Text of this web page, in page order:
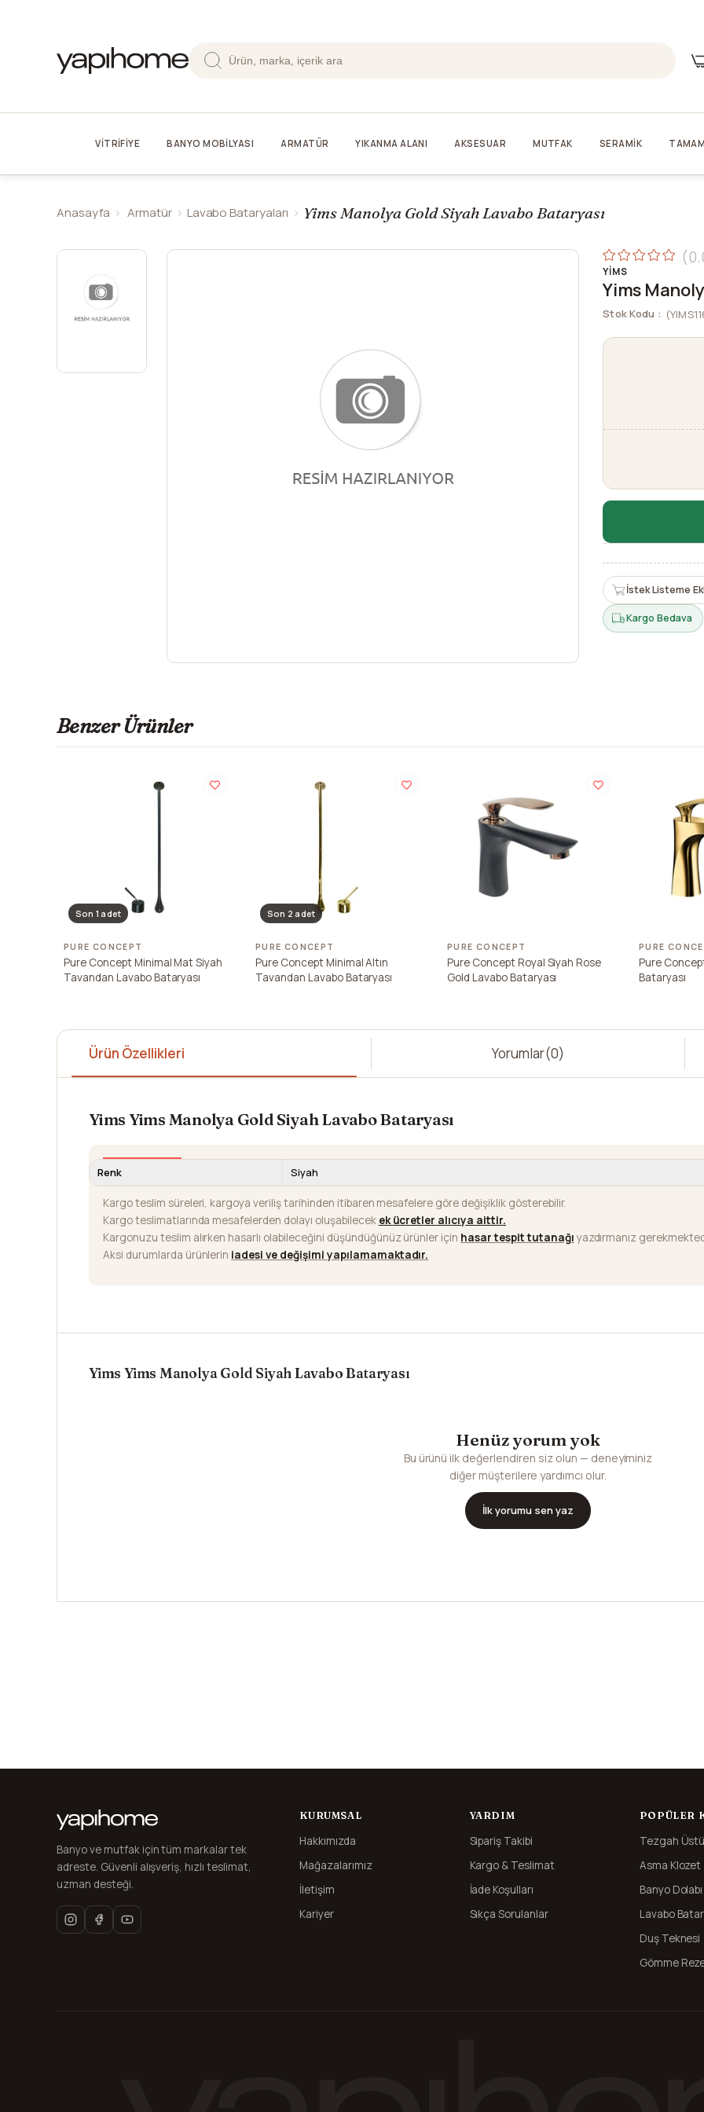
VİTRİFİYE BANYO MOBİLYASI ARMATÜR YIKANMA ALANI AKSESUAR MUTFAK SERAMİK
Anasayfa Armatür Lavabo Bataryaları Yims Manolya Gold Siyah Lavabo Bataryası
YIMS
Yims
Stok Kodu
İstek Listeme
Kargo Bedava
Benzer Ürünler
Son 1 adet
PURE CONCEPT
Pure Concept Minimal Mat Siyah
Tavandan Lavabo Bataryası
Son 2 adet
PURE CONCEPT
Pure Concept Minimal Altın
Tavandan Lavabo Bataryası
PURE CONCEPT
Pure Concept Royal Siyah Rose
Gold Lavabo Bataryası
PURE
Pure
Bataryası
Ürün Özellikleri Yorumlar(0)
Yims Yims Manolya Gold Siyah Lavabo Bataryası
Renk Siyah
Kargo teslim süreleri, kargoya veriliş tarihinden itibaren mesafelere göre değişiklik gösterebilir.
Kargo teslimatlarında mesafelerden dolayı oluşabilecek ek ücretler alıcıya aittir.
Kargonuzu teslim alırken hasarlı olabileceğini düşündüğünüz ürünler için hasar tespit tutanağı yazdırmanız
Aksi durumlarda ürünlerin iadesi ve değişimi yapılamamaktadır.
Yims Yims Manolya Gold Siyah Lavabo Bataryası
Henüz yorum yok
Bu ürünü ilk değerlendiren siz olun — deneyiminiz
diğer müşterilere yardımcı olur.
İlk yorumu sen yaz
Banyo ve mutfak için tüm markalar tek
adreste. Güvenli alışveriş, hızlı teslimat,
uzman desteği.
KURUMSAL
Hakkımızda
Mağazalarımız
İletişim
Kariyer
YARDIM
Sipariş Takibi
Kargo & Teslimat
İade Koşulları
Sıkça Sorulanlar
POPÜLER
Tezgah
Asma Klozet
Banyo Dolabı
Lavabo
Duş Teknesi
Gömme